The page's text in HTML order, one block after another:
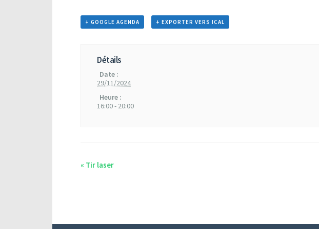
+ GOOGLE AGENDA + EXPORTER VERS ICAL
Détails
Date :
29/11/2024
Heure :
16:00 - 20:00
« Tir laser